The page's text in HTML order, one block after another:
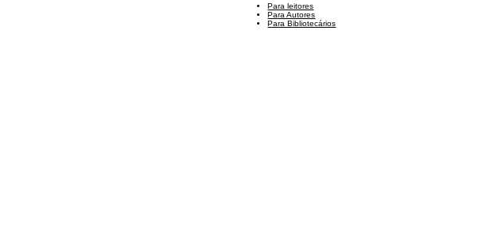
Para leitores
Para Autores
Para Bibliotecários